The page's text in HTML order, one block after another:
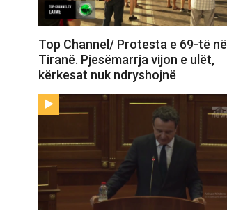
Top Channel/ Protesta e 69-të në
Tiranë. Pjesëmarrja vijon e ulët,
kërkesat nuk ndryshojnë